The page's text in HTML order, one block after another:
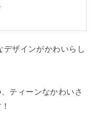
ザインがかわいらし
ティーンなかわいさ